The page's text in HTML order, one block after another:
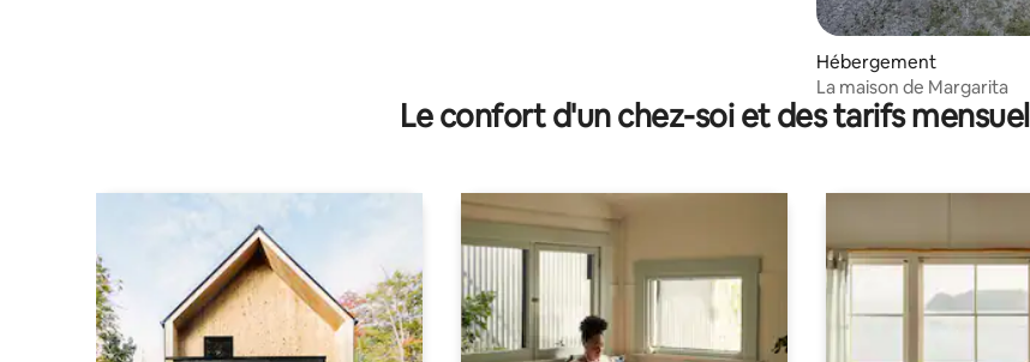
Hébergement
La maison de Margarita
Le confort d'un chez-soi et des tarifs